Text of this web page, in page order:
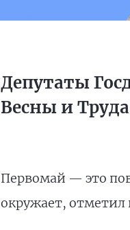
Депутаты
Весны и Труда
Первомай — это
окружает,